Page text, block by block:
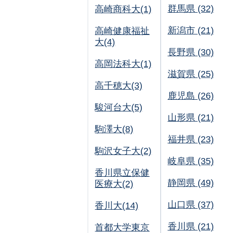
高崎商科大(1)
高崎健康福祉
大(4)
高岡法科大(1)
高千穂大(3)
駿河台大(5)
駒澤大(8)
駒沢女子大(2)
香川県立保健
医療大(2)
香川大(14)
首都大学東京
群馬県 (32)
新潟市 (21)
長野県 (30)
滋賀県 (25)
鹿児島 (26)
山形県 (21)
福井県 (23)
岐阜県 (35)
静岡県 (49)
山口県 (37)
香川県 (21)